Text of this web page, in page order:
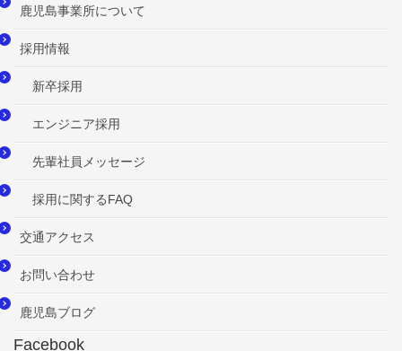
鹿児島事業所について
採用情報
新卒採用
エンジニア採用
先輩社員メッセージ
採用に関するFAQ
交通アクセス
お問い合わせ
鹿児島ブログ
Facebook